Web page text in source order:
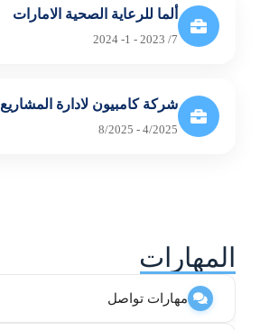
ألما للرعاية الصحية الامارات
7/ 2023 - 1- 2024
شركة كامبيون لادارة المشاريع
4/2025 - 8/2025
المهارات
مهارات تواصل